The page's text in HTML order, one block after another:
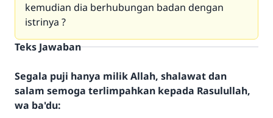
kemudian dia berhubungan badan dengan
istrinya ?
Teks Jawaban
Segala puji hanya milik Allah, shalawat dan
salam semoga terlimpahkan kepada Rasulullah,
wa ba'du: